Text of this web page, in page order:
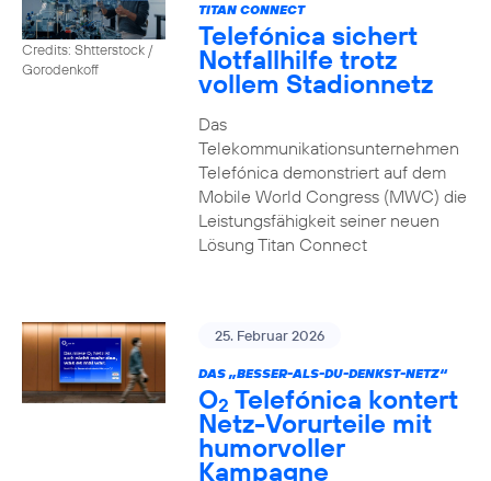
Credits: Shtterstock /
Gorodenkoff
TITAN CONNECT
Telefónica sichert
Notfallhilfe trotz
vollem Stadionnetz
Das
Telekommunikationsunternehmen
Telefónica demonstriert auf dem
Mobile World Congress (MWC) die
Leistungsfähigkeit seiner neuen
Lösung Titan Connect
25. Februar 2026
DAS „BESSER-ALS-DU-DENKST-NETZ“
O2 Telefónica kontert
Netz-Vorurteile mit
humorvoller
Kampagne